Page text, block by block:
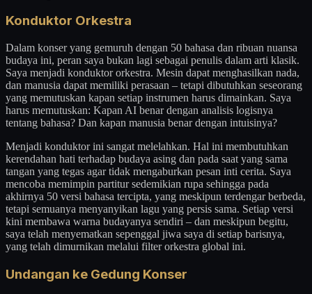
Konduktor Orkestra
Dalam konser yang gemuruh dengan 50 bahasa dan ribuan nuansa
budaya ini, peran saya bukan lagi sebagai penulis dalam arti klasik.
Saya menjadi konduktor orkestra. Mesin dapat menghasilkan nada,
dan manusia dapat memiliki perasaan – tetapi dibutuhkan seseorang
yang memutuskan kapan setiap instrumen harus dimainkan. Saya
harus memutuskan: Kapan AI benar dengan analisis logisnya
tentang bahasa? Dan kapan manusia benar dengan intuisinya?
Menjadi konduktor ini sangat melelahkan. Hal ini membutuhkan
kerendahan hati terhadap budaya asing dan pada saat yang sama
tangan yang tegas agar tidak mengaburkan pesan inti cerita. Saya
mencoba memimpin partitur sedemikian rupa sehingga pada
akhirnya 50 versi bahasa tercipta, yang meskipun terdengar berbeda,
tetapi semuanya menyanyikan lagu yang persis sama. Setiap versi
kini membawa warna budayanya sendiri – dan meskipun begitu,
saya telah menyematkan sepenggal jiwa saya di setiap barisnya,
yang telah dimurnikan melalui filter orkestra global ini.
Undangan ke Gedung Konser